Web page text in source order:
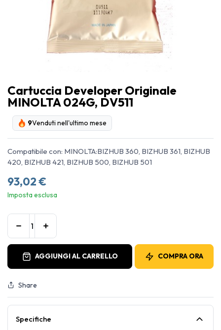
Cartuccia Developer Originale
MINOLTA 024G, DV511
9Venduti nell'ultimo mese
Compatibile con: MINOLTA:BIZHUB 360, BIZHUB 361, BIZHUB
420, BIZHUB 421, BIZHUB 500, BIZHUB 501
93,02€
Imposta esclusa
AGGIUNGI AL CARRELLO COMPRA ORA
Share
Specifiche